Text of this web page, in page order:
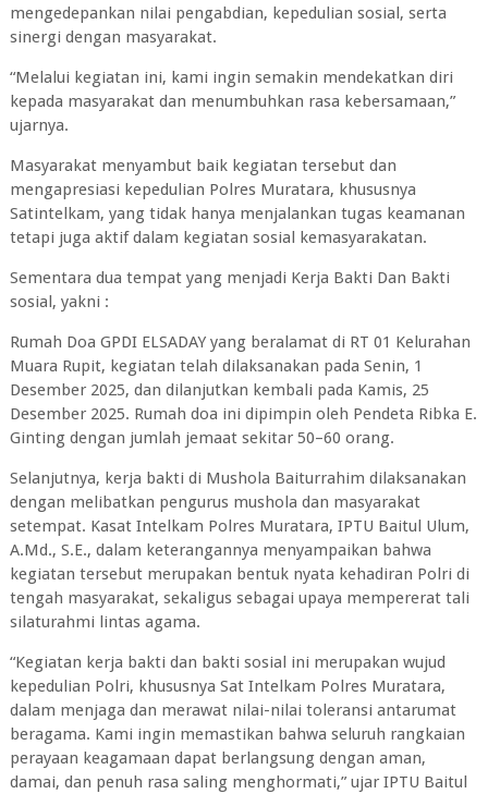
mengedepankan nilai pengabdian, kepedulian sosial, serta
sinergi dengan masyarakat.
‎“Melalui kegiatan ini, kami ingin semakin mendekatkan diri
kepada masyarakat dan menumbuhkan rasa kebersamaan,”
ujarnya.
‎Masyarakat menyambut baik kegiatan tersebut dan
mengapresiasi kepedulian Polres Muratara, khususnya
Satintelkam, yang tidak hanya menjalankan tugas keamanan
tetapi juga aktif dalam kegiatan sosial kemasyarakatan.
‎Sementara dua tempat yang menjadi Kerja Bakti Dan Bakti
sosial, yakni :
‎Rumah Doa GPDI ELSADAY yang beralamat di RT 01 Kelurahan
Muara Rupit, kegiatan telah dilaksanakan pada Senin, 1
Desember 2025, dan dilanjutkan kembali pada Kamis, 25
Desember 2025. Rumah doa ini dipimpin oleh Pendeta Ribka E.
Ginting dengan jumlah jemaat sekitar 50–60 orang.
‎Selanjutnya, kerja bakti di Mushola Baiturrahim dilaksanakan
dengan melibatkan pengurus mushola dan masyarakat
setempat. Kasat Intelkam Polres Muratara, IPTU Baitul Ulum,
A.Md., S.E., dalam keterangannya menyampaikan bahwa
kegiatan tersebut merupakan bentuk nyata kehadiran Polri di
tengah masyarakat, sekaligus sebagai upaya mempererat tali
silaturahmi lintas agama.
‎“Kegiatan kerja bakti dan bakti sosial ini merupakan wujud
kepedulian Polri, khususnya Sat Intelkam Polres Muratara,
dalam menjaga dan merawat nilai-nilai toleransi antarumat
beragama. Kami ingin memastikan bahwa seluruh rangkaian
perayaan keagamaan dapat berlangsung dengan aman,
damai, dan penuh rasa saling menghormati,” ujar IPTU Baitul